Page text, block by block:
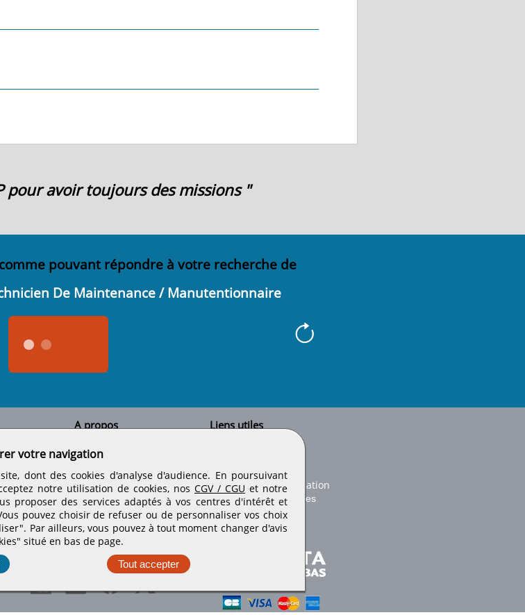
pour avoir toujours des missions "
pouvant répondre à votre recherche de
De Maintenance / Manutentionnaire
stage
A propos
Contactez-nous
Nos partenaires
Informations légales
Conditions générales
Rejoignez nos équipes
Liens utiles
Conseils d'utilisation
Conditions de publication
Paramètres des cookies
nous sur les réseaux sociaux
votre navigation
dont des cookies d'analyse d'audience. En poursuivant
notre utilisation de cookies, nos CGV / CGU et notre
proposer des services adaptés à vos centres d'intérêt et
pouvez choisir de refuser ou de personnaliser vos choix
Par ailleurs, vous pouvez à tout moment changer d'avis
situé en bas de page.
Tout accepter